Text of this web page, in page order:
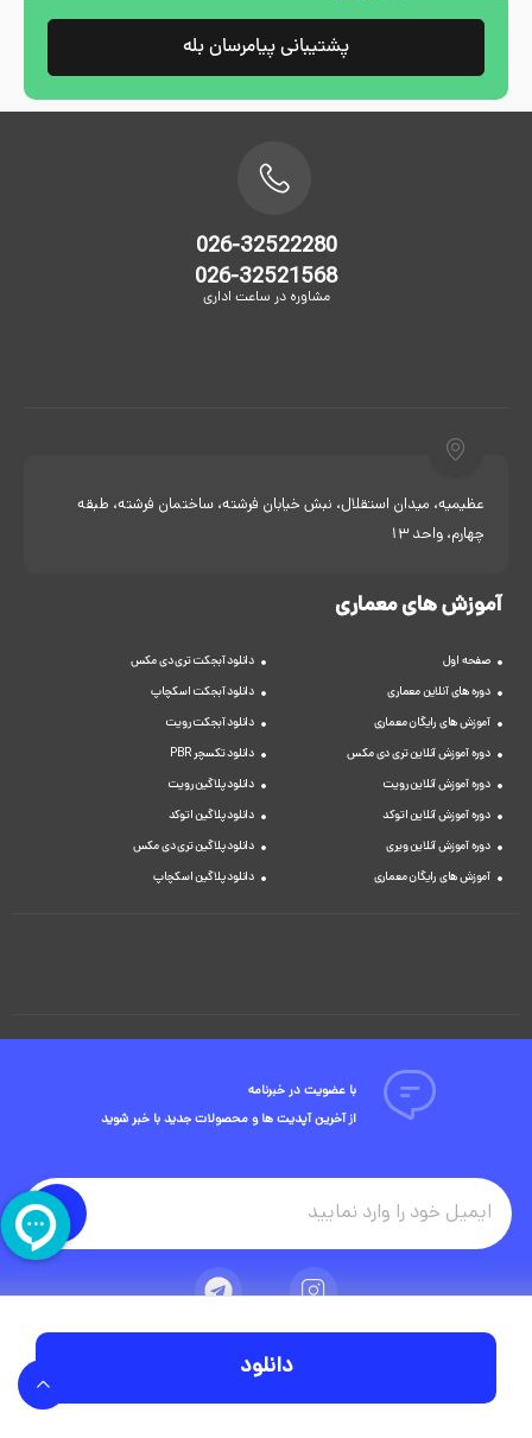
دانلود
پشتیبانی پیامرسان بله
026-32522280
026-32521568
مشاوره در ساعت اداری
عظیمیه، میدان استقلال، نبش خیابان فرشته، ساختمان فرشته، طبقه
چهارم، واحد 13
آموزش های معماری
صفحه اول
دوره های آنلاین معماری
آموزش های رایگان معماری
دوره آموزش آنلاین تری دی مکس
دوره آموزش آنلاین رویت
دوره آموزش آنلاین اتوکد
دوره آموزش آنلاین ویری
آموزش های رایگان معماری
دانلود آبجکت تری دی مکس
دانلود آبجکت اسکچاپ
دانلود آبجکت رویت
دانلود تکسچر PBR
دانلود پلاگین رویت
دانلود پلاگین اتوکد
دانلود پلاگین تری دی مکس
دانلود پلاگین اسکچاپ
با عضویت در خبرنامه
از آخرین آپدیت ها و محصولات جدید با خبر شوید
تمامی حقوق مادی و معنوی این وبسایت متعلق به شرکت ویوید ویژوال است.